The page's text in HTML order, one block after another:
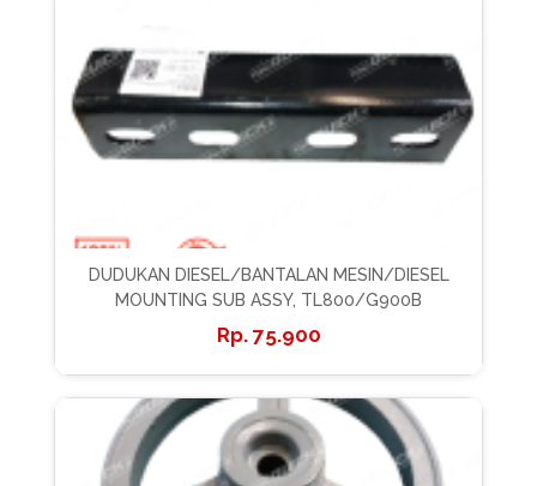
DUDUKAN DIESEL/BANTALAN MESIN/DIESEL
MOUNTING SUB ASSY, TL800/G900B
75.900